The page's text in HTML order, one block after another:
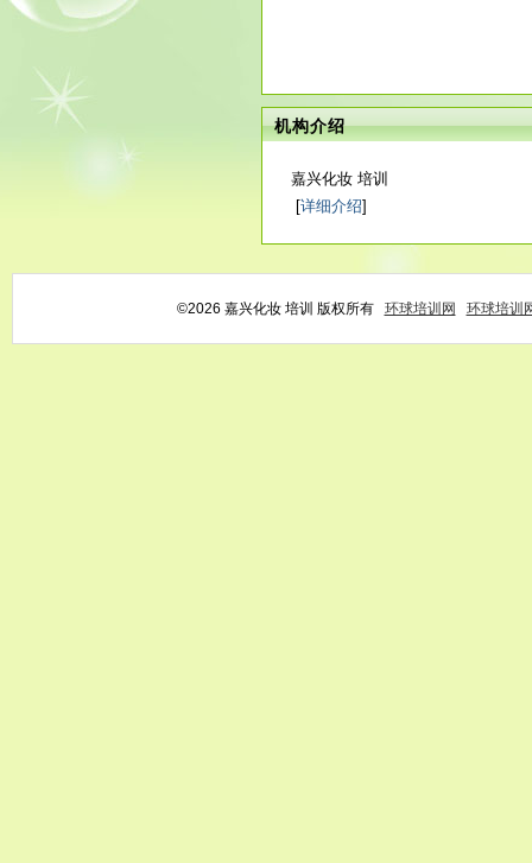
机构介绍
嘉兴化妆 培训
[详细介绍]
©2026 嘉兴化妆 培训 版权所有 环球培训网 环球培训